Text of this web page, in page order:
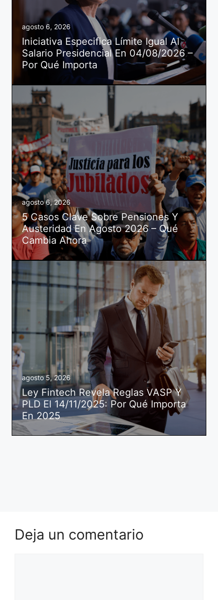
agosto 6, 2026
Iniciativa Especifica Límite Igual Al
Salario Presidencial En 04/08/2026 –
Por Qué Importa
agosto 6, 2026
5 Casos Clave Sobre Pensiones Y
Austeridad En Agosto 2026 – Qué
Cambia Ahora
agosto 5, 2026
Ley Fintech Revela Reglas VASP Y
PLD El 14/11/2025: Por Qué Importa
En 2025
Deja un comentario